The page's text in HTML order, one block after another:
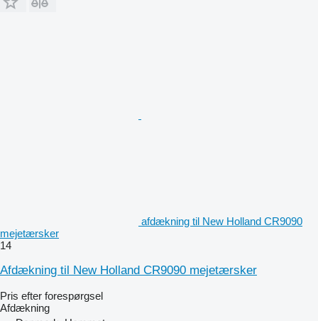
afdækning til New Holland CR9090
mejetærsker
14
Afdækning til New Holland CR9090 mejetærsker
Pris efter forespørgsel
Afdækning